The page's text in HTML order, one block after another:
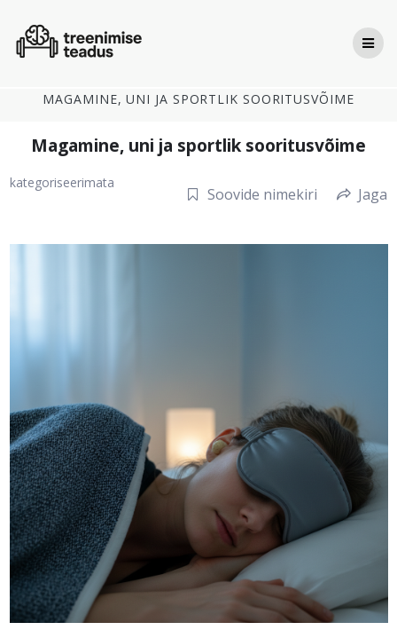
MAGAMINE, UNI JA SPORTLIK SOORITUSVÕIME
Magamine, uni ja sportlik sooritusvõime
kategoriseerimata
Soovide nimekiri Jaga